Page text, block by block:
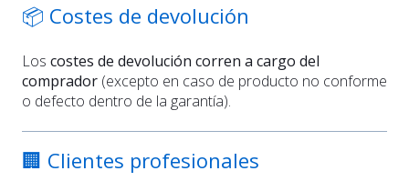
📦 Costes de devolución
Los costes de devolución corren a cargo del
comprador (excepto en caso de producto no conforme
o defecto dentro de la garantía).
🏢 Clientes profesionales